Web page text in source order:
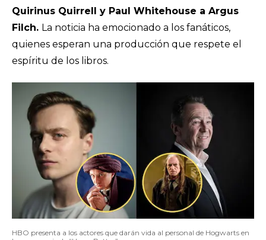
Quirinus Quirrell y Paul Whitehouse a Argus
Filch. La noticia ha emocionado a los fanáticos,
quienes esperan una producción que respete el
espíritu de los libros.
HBO presenta a los actores que darán vida al personal de Hogwarts en